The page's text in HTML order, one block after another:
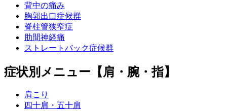
背中の痛み
胸郭出口症候群
脊柱管狭窄症
肋間神経痛
ストレートバック症候群
症状別メニュー【肩・腕・指】
肩こり
四十肩・五十肩